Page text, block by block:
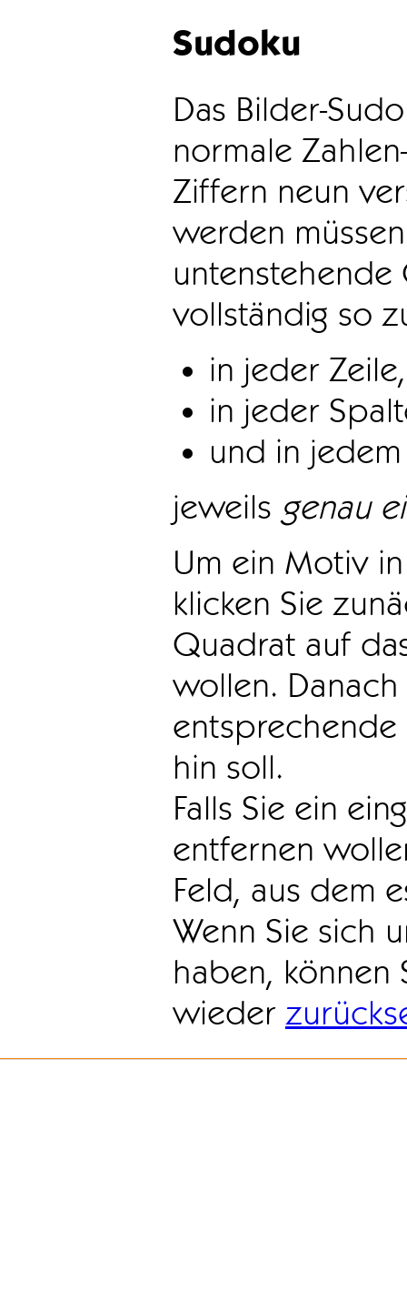
Sudoku
Das Bilder-
normale
Ziffern neun
werden
vollständig so
in jeder Zeile,
in jeder
und in
jeweils genau
Um ein Motiv
klicken Sie
Quadrat auf
wollen.
hin soll.
Falls Sie ein
entfernen
Feld, aus dem
Wenn Sie sich
haben, können
wieder